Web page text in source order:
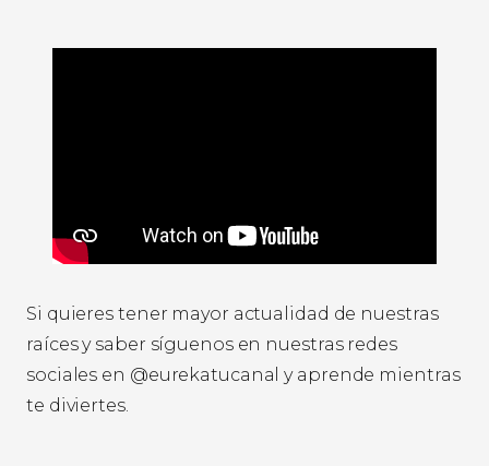
Si quieres tener mayor actualidad de nuestras
raíces y saber síguenos en nuestras redes
sociales en @eurekatucanal y aprende mientras
te diviertes.